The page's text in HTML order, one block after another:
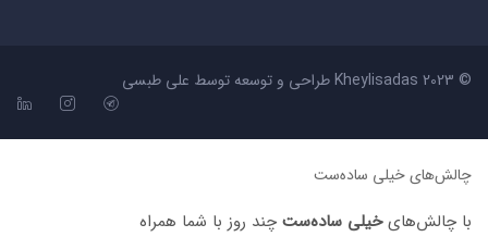
© 2023 Kheylisadas طراحی و توسعه توسط علی طبسی
چالش‌های خیلی ساده‌ست
با چالش‌هایخیلی ساده‌ست چند روز با شما همراه